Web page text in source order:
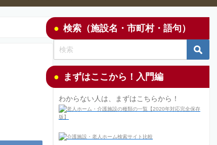
検索（施設名・市町村・語句）
まずはここから！入門編
わからない人は、まずはこちらから！